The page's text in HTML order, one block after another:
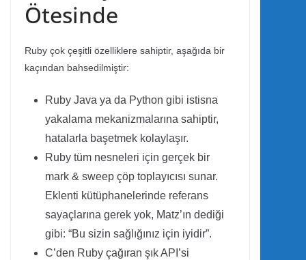
Ötesinde
Ruby çok çeşitli özelliklere sahiptir, aşağıda bir
kaçından bahsedilmiştir:
Ruby Java ya da Python gibi istisna
yakalama mekanizmalarına sahiptir,
hatalarla başetmek kolaylaşır.
Ruby tüm nesneleri için gerçek bir
mark & sweep çöp toplayıcısı sunar.
Eklenti kütüphanelerinde referans
sayaçlarına gerek yok, Matz’ın dediği
gibi: “Bu sizin sağlığınız için iyidir”.
C’den Ruby çağıran şık API’si